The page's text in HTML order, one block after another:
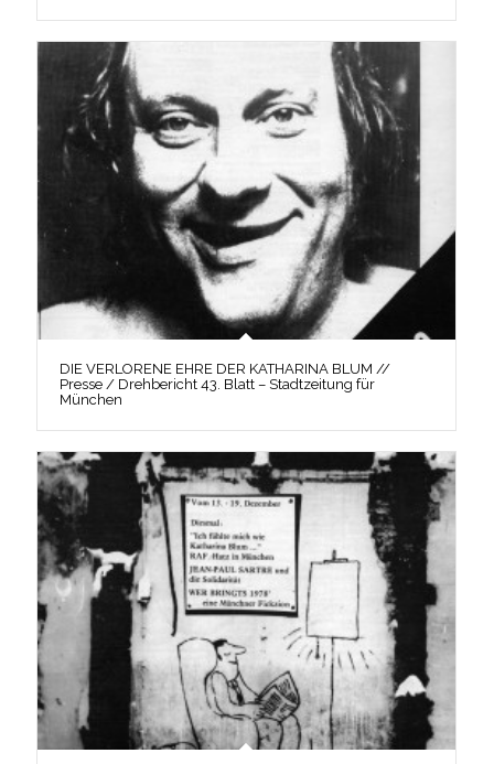
DIE VERLORENE EHRE DER KATHARINA BLUM //
Presse / Drehbericht 43. Blatt – Stadtzeitung für
München